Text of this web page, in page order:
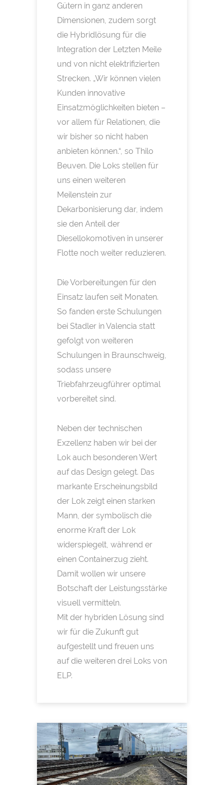
Gütern in ganz anderen
Dimensionen, zudem sorgt
die Hybridlösung für die
Integration der Letzten Meile
und von nicht elektrifizierten
Strecken. „Wir können vielen
Kunden innovative
Einsatzmöglichkeiten bieten –
vor allem für Relationen, die
wir bisher so nicht haben
anbieten können.“, so Thilo
Beuven. Die Loks stellen für
uns einen weiteren
Meilenstein zur
Dekarbonisierung dar, indem
sie den Anteil der
Diesellokomotiven in unserer
Flotte noch weiter reduzieren.
Die Vorbereitungen für den
Einsatz laufen seit Monaten.
So fanden erste Schulungen
bei Stadler in Valencia statt
gefolgt von weiteren
Schulungen in Braunschweig,
sodass unsere
Triebfahrzeugführer optimal
vorbereitet sind.
Neben der technischen
Exzellenz haben wir bei der
Lok auch besonderen Wert
auf das Design gelegt. Das
markante Erscheinungsbild
der Lok zeigt einen starken
Mann, der symbolisch die
enorme Kraft der Lok
widerspiegelt, während er
einen Containerzug zieht.
Damit wollen wir unsere
Botschaft der Leistungsstärke
visuell vermitteln.
Mit der hybriden Lösung sind
wir für die Zukunft gut
aufgestellt und freuen uns
auf die weiteren drei Loks von
ELP.